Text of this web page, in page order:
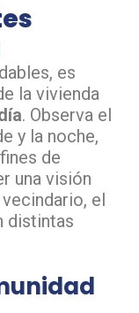
es
la vivienda
. Observa el
y la noche,
de
una visión
el
distintas